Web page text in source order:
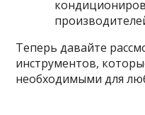
Теперь давайте
инструментов,
необходимыми для